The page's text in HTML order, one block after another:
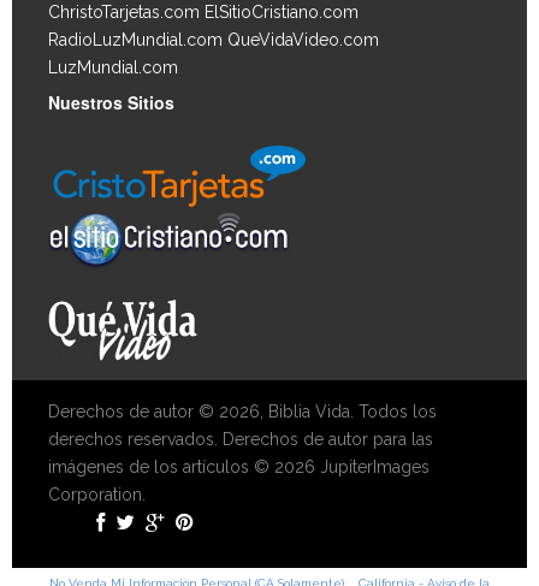
ChristoTarjetas.com ElSitioCristiano.com
RadioLuzMundial.com QueVidaVideo.com
LuzMundial.com
Nuestros Sitios
Derechos de autor © 2026, Biblia Vida. Todos los
derechos reservados. Derechos de autor para las
imágenes de los artículos © 2026 JupiterImages
Corporation.
No Venda Mi Información Personal (CA Solamente) California - Aviso de la